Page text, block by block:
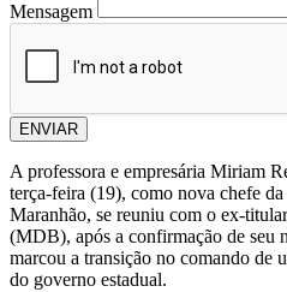
Mensagem
ENVIAR
A professora e empresária Miriam
terça-feira (19), como nova chefe
Maranhão, se reuniu com o ex-
(MDB), após a confirmação de seu
marcou a transição no comando de
do governo estadual.